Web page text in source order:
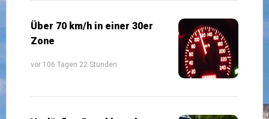
Über 70 km/h in einer 30er
Zone
vor 106 Tagen 22 Stunden